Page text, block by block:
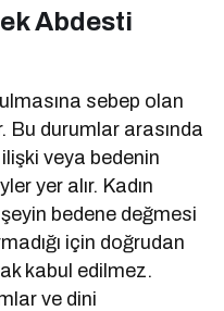
Abdesti
sebep olan
Bu durumlar arasında
veya bedenin
yer alır. Kadın
bedene değmesi
için doğrudan
kabul edilmez.
ve dini